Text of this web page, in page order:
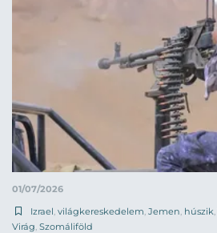
01/07/2026
Izrael, világkereskedelem, Jemen, húszik,
Virág, Szomáliföld